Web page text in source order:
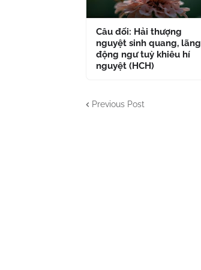
Câu đối: Hải thượng
nguyệt sinh quang, lãng
động ngư tuỳ khiêu hí
nguyệt (HCH)
Previous Post